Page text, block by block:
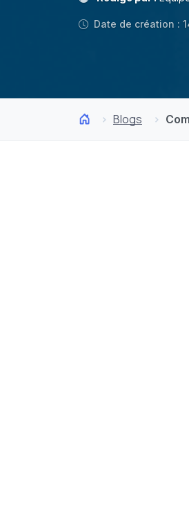
Date de création :
Blogs